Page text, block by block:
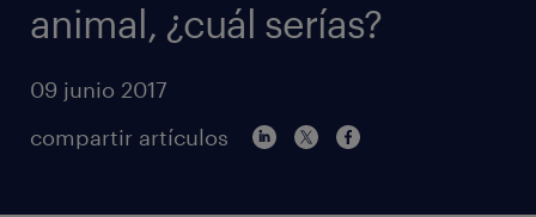
animal, ¿cuál serías?
09 junio 2017
compartir artículos